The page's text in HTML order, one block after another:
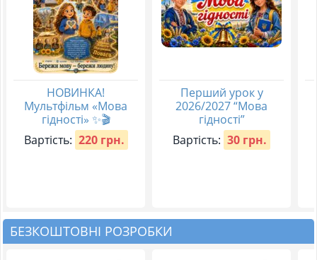
НОВИНКА!
Мультфільм «Мова
гідності» ✨🎬
Вартість: 220 грн.
Перший урок у
2026/2027 “Мова
гідності”
Вартість: 30 грн.
БЕЗКОШТОВНІ РОЗРОБКИ